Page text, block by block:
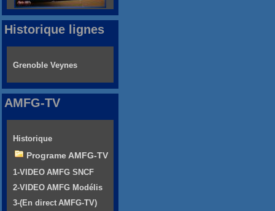
Historique lignes
Grenoble Veynes
AMFG-TV
Historique
Programe AMFG-TV
1-VIDEO AMFG SNCF
2-VIDEO AMFG Modélis
3-(En direct AMFG-TV)